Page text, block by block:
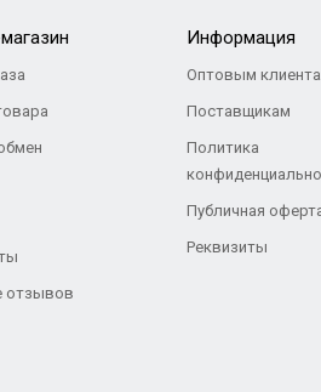
отзывов
Информация
Оптовым
Поставщикам
Политика
Публичная
Реквизиты